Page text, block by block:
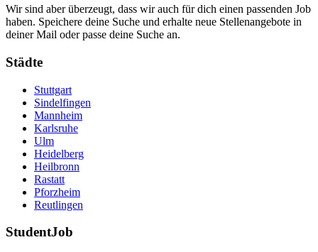
Wir sind aber überzeugt, dass wir auch für dich einen passenden Job
haben. Speichere deine Suche und erhalte neue Stellenangebote in
deiner Mail oder passe deine Suche an.
Städte
Stuttgart
Sindelfingen
Mannheim
Karlsruhe
Ulm
Heidelberg
Heilbronn
Rastatt
Pforzheim
Reutlingen
StudentJob